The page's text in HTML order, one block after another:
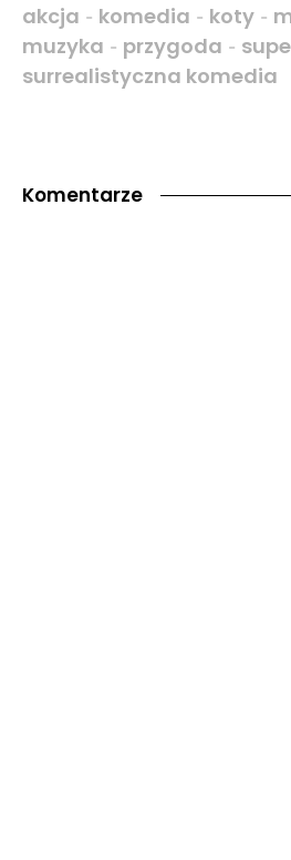
akcja - komedia - koty -
muzyka - przygoda -
surrealistyczna komedia
Komentarze